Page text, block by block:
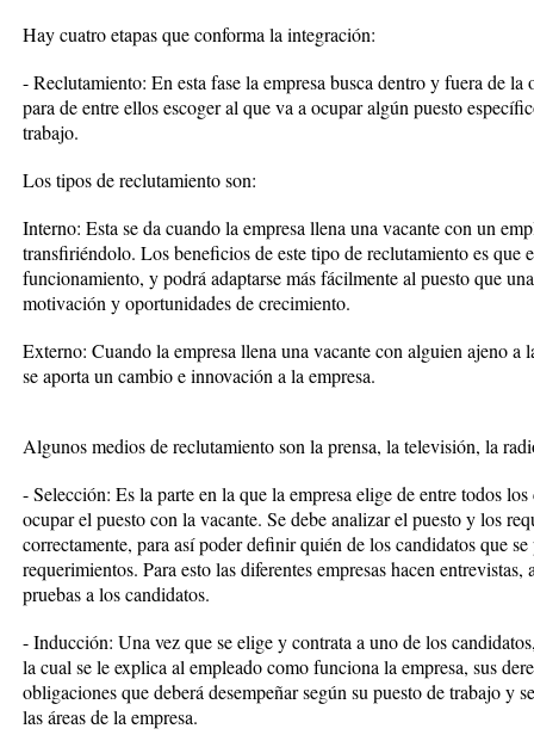
Hay cuatro etapas que conforma la integración:
- Reclutamiento: En esta fase la empresa busca dentro y fuera de
para de entre ellos escoger al que va a ocupar algún puesto
trabajo.
Los tipos de reclutamiento son:
Interno: Esta se da cuando la empresa llena una vacante con un
transfiriéndolo. Los beneficios de este tipo de reclutamiento es que
funcionamiento, y podrá adaptarse más fácilmente al puesto que
motivación y oportunidades de crecimiento.
Externo: Cuando la empresa llena una vacante con alguien ajeno a
se aporta un cambio e innovación a la empresa.
Algunos medios de reclutamiento son la prensa, la televisión, la
- Selección: Es la parte en la que la empresa elige de entre todos
ocupar el puesto con la vacante. Se debe analizar el puesto y los
correctamente, para así poder definir quién de los candidatos que
requerimientos. Para esto las diferentes empresas hacen
pruebas a los candidatos.
- Inducción: Una vez que se elige y contrata a uno de los
la cual se le explica al empleado como funciona la empresa, sus
obligaciones que deberá desempeñar según su puesto de trabajo y
las áreas de la empresa.